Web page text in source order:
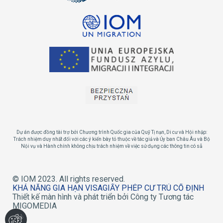
Dự án được đồng tài trợ bởi Chương trình Quốc gia của Quỹ Tị nạn, Di cư và Hội nhập:
Trách nhiệm duy nhất đối với các ý kiến ​​​​bày tỏ thuộc về tác giả và Ủy ban Châu Âu và Bộ
Nội vụ và Hành chính không chịu trách nhiệm về việc sử dụng các thông tin có sẵ
© IOM 2023. All rights reserved.
KHẢ NĂNG GIA HẠN VISAGIẤY PHÉP CƯ TRÚ CỐ ĐỊNH
Thiết kế màn hình và phát triển bởi Công ty Tương tác
MIGOMEDIA